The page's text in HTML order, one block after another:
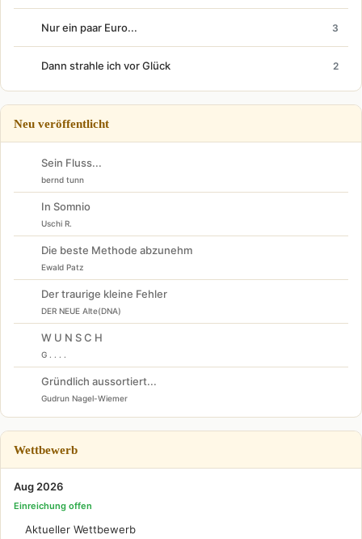
Nur ein paar Euro... 3
Dann strahle ich vor Glück 2
Neu veröffentlicht
Sein Fluss...
bernd tunn
In Somnio
Uschi R.
Die beste Methode abzunehm
Ewald Patz
Der traurige kleine Fehler
DER NEUE Alte(DNA)
W U N S C H
G . . . .
Gründlich aussortiert...
Gudrun Nagel-Wiemer
Wettbewerb
Aug 2026
Einreichung offen
Aktueller Wettbewerb